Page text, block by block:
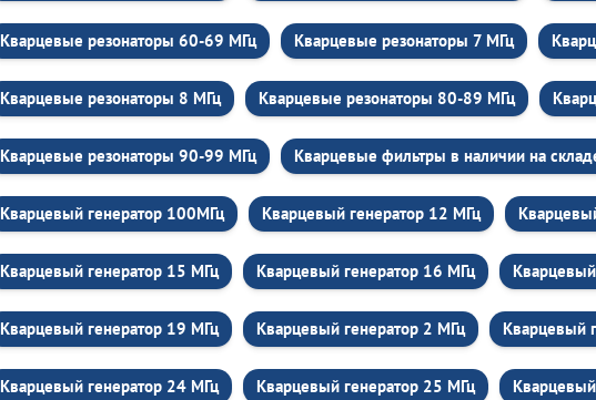
Кварцевые резонаторы 60-69 МГц Кварцевые резонаторы 7 МГц
Кварцевые резонаторы 8 МГц Кварцевые резонаторы 80-89 МГц
Кварцевые резонаторы 90-99 МГц Кварцевые фильтры в наличии на
Кварцевый генератор 100МГц Кварцевый генератор 12 МГц
Кварцевый генератор 15 МГц Кварцевый генератор 16 МГц
Кварцевый генератор 19 МГц Кварцевый генератор 2 МГц Кварцевый
Кварцевый генератор 24 МГц Кварцевый генератор 25 МГц